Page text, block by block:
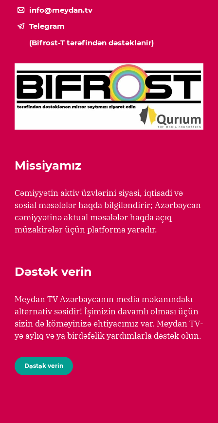
info@meydan.tv
Telegram
(Bifrost-T tərəfindən dəstəklənir)
Missiyamız
Cəmiyyətin aktiv üzvlərini siyasi, iqtisadi və
sosial məsələlər haqda bilgiləndirir; Azərbaycan
cəmiyyətinə aktual məsələlər haqda açıq
müzakirələr üçün platforma yaradır.
Dəstək verin
Meydan TV Azərbaycanın media məkanındakı
alternativ səsidir! İşimizin davamlı olması üçün
sizin də köməyinizə ehtiyacımız var. Meydan TV-
yə aylıq və ya birdəfəlik yardımlarla dəstək olun.
Dəstək verin